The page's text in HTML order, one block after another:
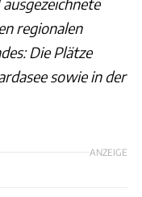
ausgezeichnete
regionalen
Die Plätze
sowie in der
ANZEIGE